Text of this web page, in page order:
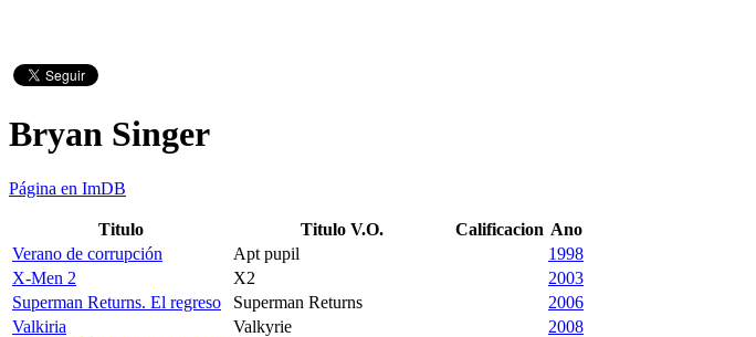
Bryan Singer
Página en ImDB
Titulo Titulo V.O. Calificacion Ano
Verano de corrupción
Apt pupil
1998
X-Men 2
X2
2003
Superman Returns. El regreso
Superman Returns
2006
Valkiria
Valkyrie
2008